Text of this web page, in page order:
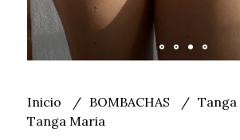
Inicio BOMBACHAS
Tanga
Tanga Maria